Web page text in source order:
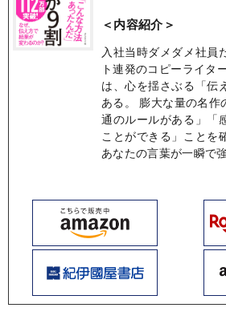
＜内容紹介＞
入社当時ダメダメ社員
ト連発のコピーライタ
は、心を揺さぶる「伝
ある。 膨大な量の名作
通のルールがある」「
ことができる」ことを
あなたの言葉が一瞬で